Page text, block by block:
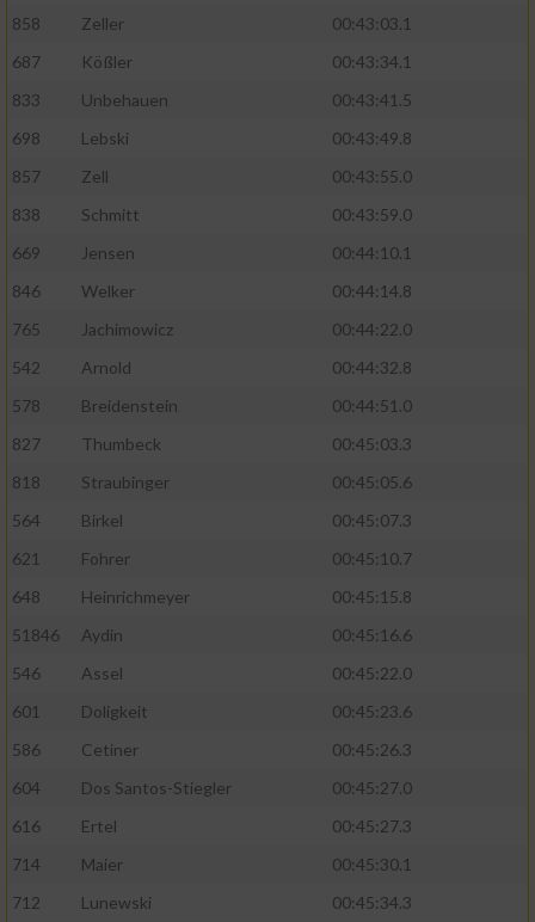
858
Zeller
00:43:03.1
687
Kößler
00:43:34.1
833
Unbehauen
00:43:41.5
698
Lebski
00:43:49.8
857
Zell
00:43:55.0
838
Schmitt
00:43:59.0
669
Jensen
00:44:10.1
846
Welker
00:44:14.8
765
Jachimowicz
00:44:22.0
542
Arnold
00:44:32.8
578
Breidenstein
00:44:51.0
827
Thumbeck
00:45:03.3
818
Straubinger
00:45:05.6
564
Birkel
00:45:07.3
621
Fohrer
00:45:10.7
648
Heinrichmeyer
00:45:15.8
51846
Aydin
00:45:16.6
546
Assel
00:45:22.0
601
Doligkeit
00:45:23.6
586
Cetiner
00:45:26.3
604
Dos Santos-Stiegler
00:45:27.0
616
Ertel
00:45:27.3
714
Maier
00:45:30.1
712
Lunewski
00:45:34.3